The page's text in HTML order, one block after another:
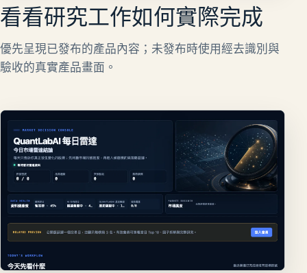
看看研究工作如何實際完成
優先呈現已發布的產品內容；未發布時使用經去識別與
驗收的真實產品畫面。